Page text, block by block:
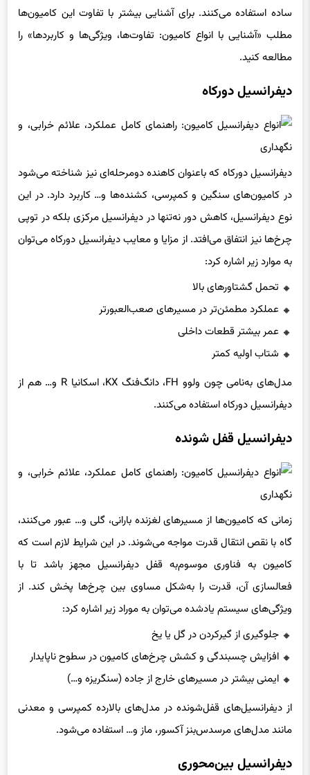
ساده استفاده می‌کنند. برای آشنایی بیشتر با تفاوت این کامیون‌ها
مطلب «آشنایی با انواع کامیون: تفاوت‌ها، ویژگی‌ها و کاربردها» را
مطالعه کنید.
دیفرانسیل دورکاه
دیفرانسیل دورکاه که باعنوان کاهنده دومرحله‌ای نیز شناخته می‌شود
در کامیون‌های سنگین و کمپرسی، کشنده‌ها و… کاربرد دارد. در این
نوع دیفرانسیل، کاهش دور نه‌تنها در دیفرانسیل مرکزی بلکه در توپی
چرخ‌ها نیز انتفاق می‌افتد. از مزایا و معایب دیفرانسیل دورکاه می‌‌توان
به موارد زیر اشاره کرد:
تحمل گشتاورهای بالا
عملکرد مطمئن‌تر در مسیرهای صعب‌العبورتر
عمر بیشتر قطعات داخلی
شتاب اولیه کمتر
مدل‌های به‌نامی چون ولوو FH، دانگ‌فنگ KX، اسکانیا R و… هم از
دیفرانسیل دورکاه استفاده می‌کنند.
دیفرانسیل قفل شونده
زمانی که کامیون‌ها از مسیرهای لغزنده بارانی، گلی و… عبور می‌کنند،
گاه با نقص انتقال قدرت مواجه می‌شوند. در این شرایط لازم است که
کامیون به فناوری موسوم‌به قفل دیفرانسیل مجهز باشد تا با
فعالسازی آن، قدرت را به‌شکل مساوی بین چرخ‌ها پخش کند. از
ویژگی‌های سیستم یادشده می‌توان به موراد زیر اشاره کرد:
جلوگیری از گیرکردن در گل یا یخ
افزایش چسبندگی و کشش چرخ‌های کامیون در سطوح ناپایدار
ایمنی بیشتر در مسیرهای خارج از جاده (سنگریزه و…)
از دیفرانسیل‌های قفل‌شونده در مدل‌های بالارده کمپرسی و معدنی
مانند مدل‌های مرسدس‌بنز آکسور، ماز و… استفاده می‌شود.
دیفرانسیل بین‌محوری